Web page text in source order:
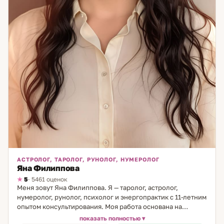
АСТРОЛОГ, ТАРОЛОГ, РУНОЛОГ, НУМЕРОЛОГ
Яна Филиппова
5· 5461 оценок
Меня зовут Яна Филиппова. Я — таролог, астролог,
нумеролог, рунолог, психолог и энергопрактик с 11-летним
опытом консультирования. Моя работа основана на
сочетании точных инструментов анализа и глубинного
показать полностью